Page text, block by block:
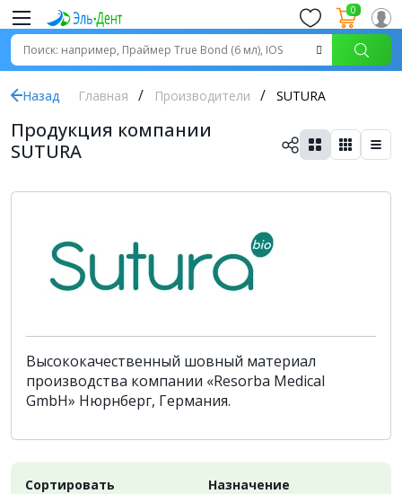
0
Назад Главная Производители SUTURA
Продукция компании
SUTURA
Высококачественный шовный материал
производства компании «Resorba Medical
GmbH» Нюрнберг, Германия.
Сортировать Назначение